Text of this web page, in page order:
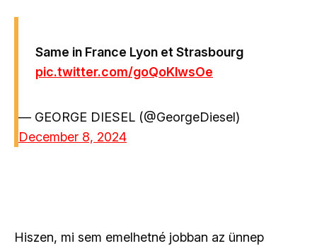
Same in France Lyon et Strasbourg
pic.twitter.com/goQoKlwsOe
— GEORGE DIESEL (@GeorgeDiesel)
December 8, 2024
Hiszen, mi sem emelhetné jobban az ünnep